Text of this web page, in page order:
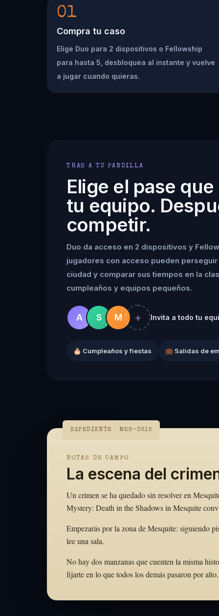
01
Compra tu caso
Elige Duo para 2 dispositivos o Fellowship
para hasta 5, desbloquea al instante y vuelve
a jugar cuando quieras.
TRAE A TU PANDILLA
Elige el pase
tu equipo.
competir.
Duo da acceso en 2 dispositivos y
jugadores con acceso pueden
ciudad y comparar sus tiempos en la
cumpleaños y equipos pequeños.
A S M + Invita a todo tu
🎂 Cumpleaños y fiestas 💼 Salidas de
EXPEDIENTE · MES-0515
NOTAS DE CAMPO
La escena del
Un crimen se ha quedado sin resolver en
Mystery: Death in the Shadows in Mesquite
Empezarás por la zona de Mesquite: siguiendo
lee una sala.
No hay dos manzanas que cuenten la misma
fijarte en lo que todos los demás pasaron por